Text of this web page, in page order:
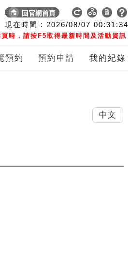
現在時間 : 2026/08/07 00:31:35
時，請按F5取得最新時間及活動資訊
預約 預約申請 我的紀錄